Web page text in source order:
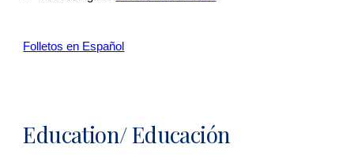
Folletos en Español
Education/ Educación